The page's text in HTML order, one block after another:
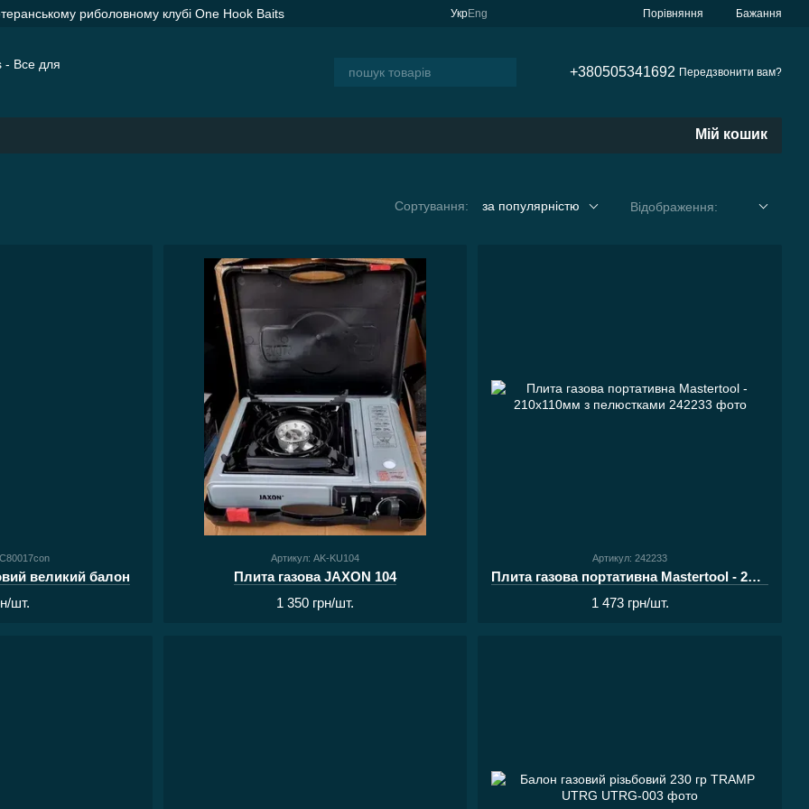
риболовному клубі One Hook Baits
УкрEng Порівняння Бажання
+380505341692 Передзвонити вам?
Мій кошик
Сортування: за популярністю Відображення:
великий балон
шт.
Артикул: AK-KU104
Плита газова JAXON 104
1 350 грн/шт.
Артикул: 242233
Плита газова портативна Mastertool - 210x110мм з пелюстками
1 473 грн/шт.